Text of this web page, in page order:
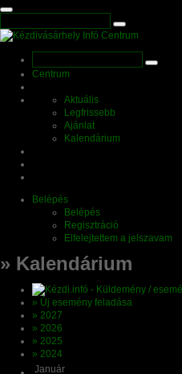
Centrum
Aktuális
Legfrissebb
Ajánlat
Kalendárium
Belépés
Belépés
Regisztráció
Elfelejtettem a jelszavam
» Kalendárium
» Új esemény feladása
» 2027
» 2026
» 2025
» 2024
Január